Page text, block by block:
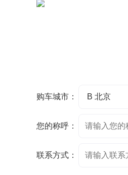
购车城市：
您的称呼：
联系方式：